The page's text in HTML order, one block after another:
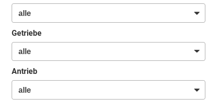
Getriebe
Antrieb